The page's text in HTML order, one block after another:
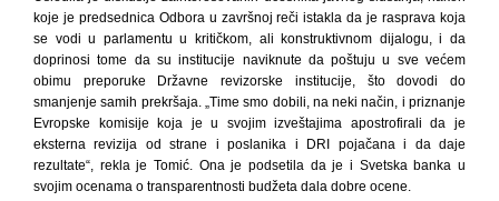
koje je predsednica Odbora u završnoj reči istakla da je rasprava koja
se vodi u parlamentu u kritičkom, ali konstruktivnom dijalogu, i da
doprinosi tome da su institucije naviknute da poštuju u sve većem
obimu preporuke Državne revizorske institucije, što dovodi do
smanjenje samih prekršaja. „Time smo dobili, na neki način, i priznanje
Evropske komisije koja je u svojim izveštajima apostrofirali da je
eksterna revizija od strane i poslanika i DRI pojačana i da daje
rezultate“, rekla je Tomić. Ona je podsetila da je i Svetska banka u
svojim ocenama o transparentnosti budžeta dala dobre ocene.